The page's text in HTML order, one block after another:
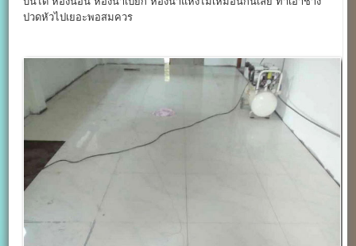
ปวดหัวไปเยอะพอสมควร